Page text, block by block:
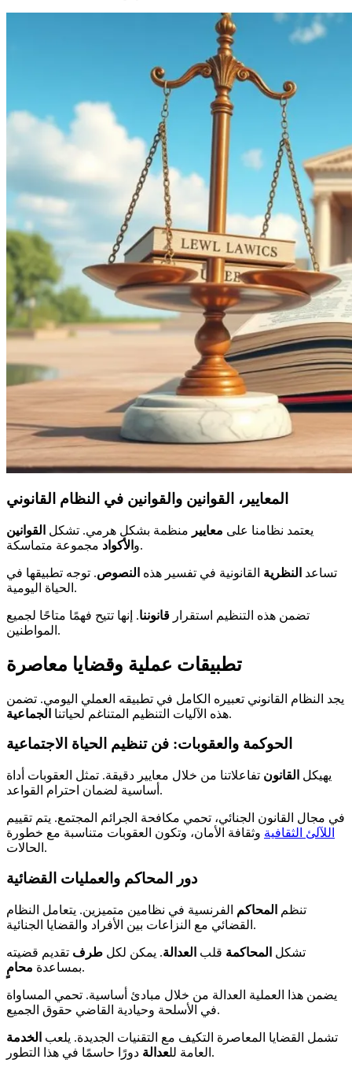
المعايير، القوانين والقوانين في النظام القانوني
يعتمد نظامنا على معايير منظمة بشكل هرمي. تشكل القوانين
و الأكواد مجموعة متماسكة.
تساعد النظرية القانونية في تفسير هذه النصوص. توجه تطبيقها في
الحياة اليومية.
تضمن هذه التنظيم استقرار قانوننا. إنها تتيح فهمًا متاحًا لجميع
المواطنين.
تطبيقات عملية وقضايا معاصرة
يجد النظام القانوني تعبيره الكامل في تطبيقه العملي اليومي. تضمن
هذه الآليات التنظيم المتناغم لحياتنا الجماعية .
الحوكمة والعقوبات: فن تنظيم الحياة الاجتماعية
يهيكل القانون تفاعلاتنا من خلال معايير دقيقة. تمثل العقوبات أداة
أساسية لضمان احترام القواعد.
في مجال القانون الجنائي، تحمي مكافحة الجرائم المجتمع. يتم تقييم
اللآلئ الثقافية وثقافة الأمان، وتكون العقوبات متناسبة مع خطورة
الحالات.
دور المحاكم والعمليات القضائية
تنظم المحاكم الفرنسية في نظامين متميزين. يتعامل النظام
القضائي مع النزاعات بين الأفراد والقضايا الجنائية.
تشكل المحاكمة قلب العدالة. يمكن لكل طرف تقديم قضيته
بمساعدة محامٍ .
يضمن هذا العملية العدالة من خلال مبادئ أساسية. تحمي المساواة
في الأسلحة وحيادية القاضي حقوق الجميع.
تشمل القضايا المعاصرة التكيف مع التقنيات الجديدة. يلعب الخدمة
العامة للعدالة دورًا حاسمًا في هذا التطور.